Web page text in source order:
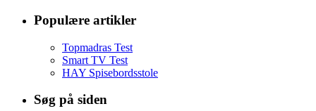
Populære artikler
Topmadras Test
Smart TV Test
HAY Spisebordsstole
Søg på siden